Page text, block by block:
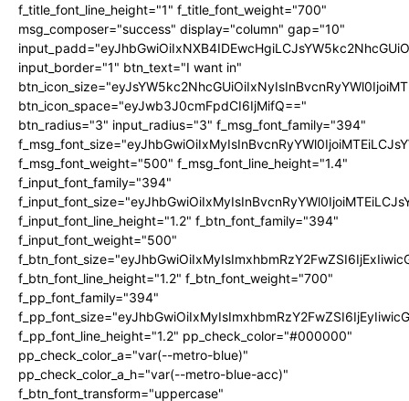
f_title_font_line_height="1" f_title_font_weight="700"
msg_composer="success" display="column" gap="10"
input_border="1" btn_text="I want in"
btn_icon_space="eyJwb3J0cmFpdCI6IjMifQ=="
btn_radius="3" input_radius="3" f_msg_font_family="394"
f_msg_font_weight="500" f_msg_font_line_height="1.4"
f_input_font_family="394"
f_input_font_line_height="1.2" f_btn_font_family="394"
f_input_font_weight="500"
f_btn_font_line_height="1.2" f_btn_font_weight="700"
f_pp_font_family="394"
f_pp_font_line_height="1.2" pp_check_color="#000000"
pp_check_color_a="var(--metro-blue)"
pp_check_color_a_h="var(--metro-blue-acc)"
f_btn_font_transform="uppercase"